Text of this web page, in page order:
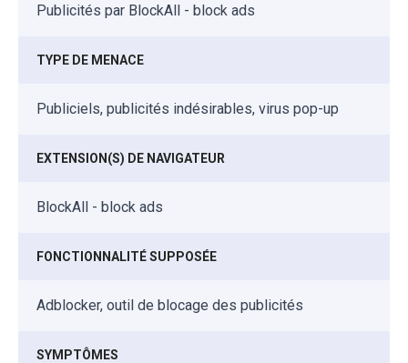
Publicités par BlockAll - block ads
TYPE DE MENACE
Publiciels, publicités indésirables, virus pop-up
EXTENSION(S) DE NAVIGATEUR
BlockAll - block ads
FONCTIONNALITÉ SUPPOSÉE
Adblocker, outil de blocage des publicités
SYMPTÔMES